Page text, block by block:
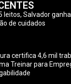
leitos, Salvador
de cuidados
certifica 4,6 mil
Treinar para